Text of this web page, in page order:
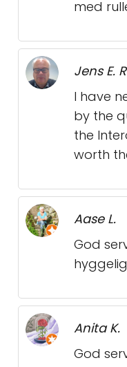
med
Jens E.
I have
by the
the
worth
Aase L.
God
Anita K.
God